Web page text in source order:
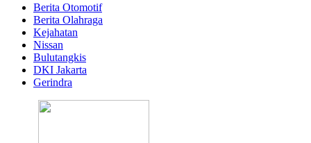
Berita Otomotif
Berita Olahraga
Kejahatan
Nissan
Bulutangkis
DKI Jakarta
Gerindra